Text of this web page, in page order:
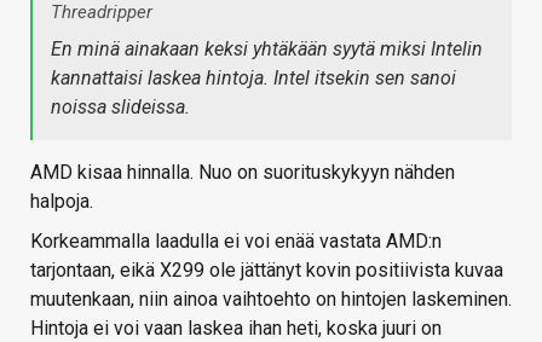
Threadripper
En minä ainakaan keksi yhtäkään syytä miksi Intelin
kannattaisi laskea hintoja. Intel itsekin sen sanoi
noissa slideissa.
AMD kisaa hinnalla. Nuo on suorituskykyyn nähden
halpoja.
Korkeammalla laadulla ei voi enää vastata AMD:n
tarjontaan, eikä X299 ole jättänyt kovin positiivista kuvaa
muutenkaan, niin ainoa vaihtoehto on hintojen laskeminen.
Hintoja ei voi vaan laskea ihan heti, koska juuri on